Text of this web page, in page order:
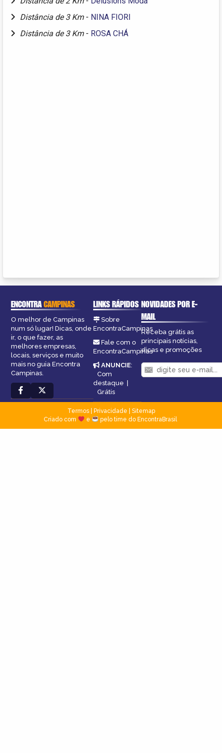
Distância de 3 Km - NINA FIORI
Distância de 3 Km - ROSA CHÁ
ENCONTRACAMPINAS
O melhor de Campinas
num só lugar! Dicas, onde
ir, o que fazer, as
melhores empresas,
locais, serviços e muito
mais no guia Encontra
Campinas.
LINKS RÁPIDOS
Sobre
EncontraCampinas
Fale com o
EncontraCampinas
ANUNCIE:
Com
destaque |
Grátis
NOVIDADES POR E-
MAIL
Receba grátis as
principais notícias,
dicas e promoções
Termos| Privacidade
Sitemap
Criado com
e pelo time do EncontraBrasil